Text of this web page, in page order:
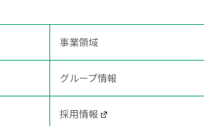
事業領域
グループ情報
採用情報